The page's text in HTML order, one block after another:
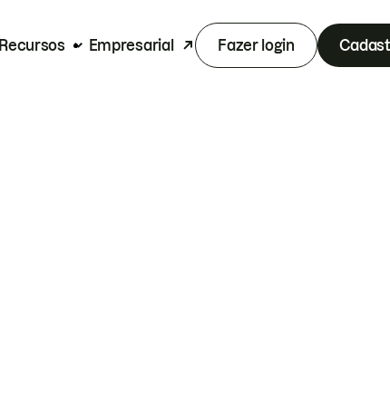
Recursos Empresarial Fazer login